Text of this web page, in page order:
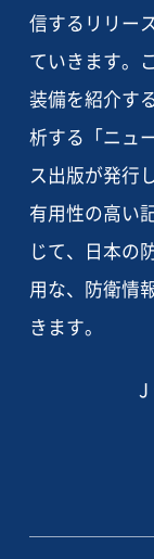
信するリリー
ていきます。
装備を紹介す
析する「ニュ
ス出版が発行
有用性の高い
じて、日本の
用な、防衛情
きます。
J